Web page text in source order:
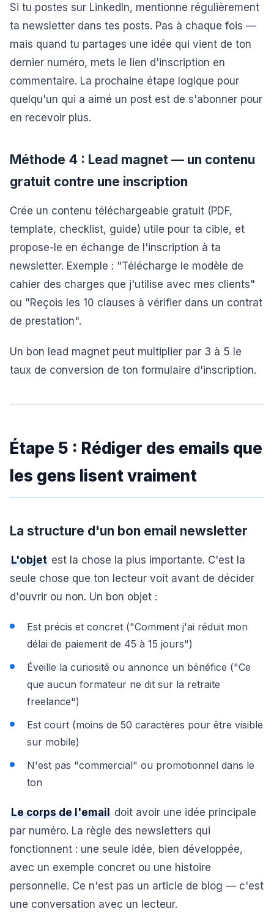
Si tu postes sur LinkedIn, mentionne régulièrement
ta newsletter dans tes posts. Pas à chaque fois —
mais quand tu partages une idée qui vient de ton
dernier numéro, mets le lien d'inscription en
commentaire. La prochaine étape logique pour
quelqu'un qui a aimé un post est de s'abonner pour
en recevoir plus.
Méthode 4 : Lead magnet — un contenu
gratuit contre une inscription
Crée un contenu téléchargeable gratuit (PDF,
template, checklist, guide) utile pour ta cible, et
propose-le en échange de l'inscription à ta
newsletter. Exemple : "Télécharge le modèle de
cahier des charges que j'utilise avec mes clients"
ou "Reçois les 10 clauses à vérifier dans un contrat
de prestation".
Un bon lead magnet peut multiplier par 3 à 5 le
taux de conversion de ton formulaire d'inscription.
Étape 5 : Rédiger des emails que
les gens lisent vraiment
La structure d'un bon email newsletter
L'objet est la chose la plus importante. C'est la
seule chose que ton lecteur voit avant de décider
d'ouvrir ou non. Un bon objet :
Est précis et concret ("Comment j'ai réduit mon
délai de paiement de 45 à 15 jours")
Éveille la curiosité ou annonce un bénéfice ("Ce
que aucun formateur ne dit sur la retraite
freelance")
Est court (moins de 50 caractères pour être visible
sur mobile)
N'est pas "commercial" ou promotionnel dans le
ton
Le corps de l'email doit avoir une idée principale
par numéro. La règle des newsletters qui
fonctionnent : une seule idée, bien développée,
avec un exemple concret ou une histoire
personnelle. Ce n'est pas un article de blog — c'est
une conversation avec un lecteur.